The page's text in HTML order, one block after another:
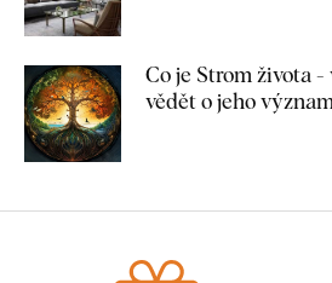
Co je Strom života
vědět o jeho